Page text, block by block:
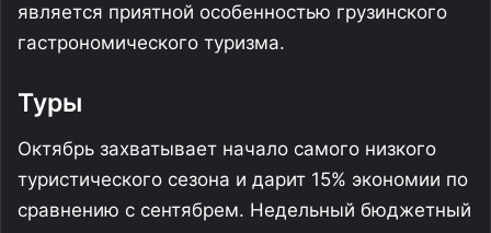
является приятной особенностью грузинского
гастрономического туризма.
Туры
Октябрь захватывает начало самого низкого
туристического сезона и дарит 15% экономии по
сравнению с сентябрем. Недельный бюджетный